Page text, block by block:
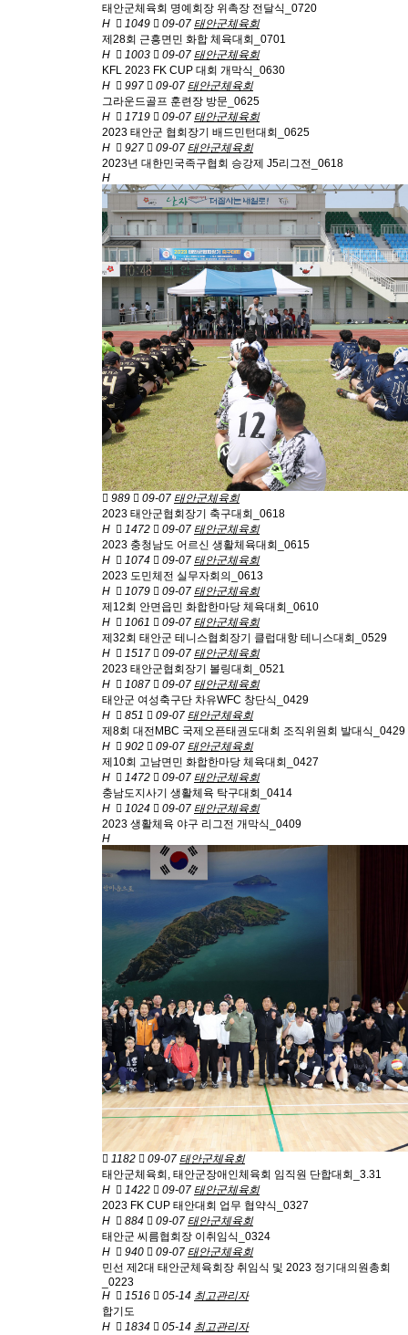
태안군체육회 명예회장 위촉장 전달식_0720
H
1049 09-07 태안군체육회
제28회 근흥면민 화합 체육대회_0701
H
1003 09-07 태안군체육회
KFL 2023 FK CUP 대회 개막식_0630
H
997 09-07 태안군체육회
그라운드골프 훈련장 방문_0625
H
1719 09-07 태안군체육회
2023 태안군 협회장기 배드민턴대회_0625
H
927 09-07 태안군체육회
2023년 대한민국족구협회 승강제 J5리그전_0618
H
989 09-07 태안군체육회
2023 태안군협회장기 축구대회_0618
H
1472 09-07 태안군체육회
2023 충청남도 어르신 생활체육대회_0615
H
1074 09-07 태안군체육회
2023 도민체전 실무자회의_0613
H
1079 09-07 태안군체육회
제12회 안면읍민 화합한마당 체육대회_0610
H
1061 09-07 태안군체육회
제32회 태안군 테니스협회장기 클럽대항 테니스대회_0529
H
1517 09-07 태안군체육회
2023 태안군협회장기 볼링대회_0521
H
1087 09-07 태안군체육회
태안군 여성축구단 차유WFC 창단식_0429
H
851 09-07 태안군체육회
제8회 대전MBC 국제오픈태권도대회 조직위원회 발대식_0429
H
902 09-07 태안군체육회
제10회 고남면민 화합한마당 체육대회_0427
H
1472 09-07 태안군체육회
충남도지사기 생활체육 탁구대회_0414
H
1024 09-07 태안군체육회
2023 생활체육 야구 리그전 개막식_0409
H
1182 09-07 태안군체육회
태안군체육회, 태안군장애인체육회 임직원 단합대회_3.31
H
1422 09-07 태안군체육회
2023 FK CUP 태안대회 업무 협약식_0327
H
884 09-07 태안군체육회
태안군 씨름협회장 이취임식_0324
H
940 09-07 태안군체육회
민선 제2대 태안군체육회장 취임식 및 2023 정기대의원총회
_0223
H
1516 05-14 최고관리자
합기도
H
1834 05-14 최고관리자